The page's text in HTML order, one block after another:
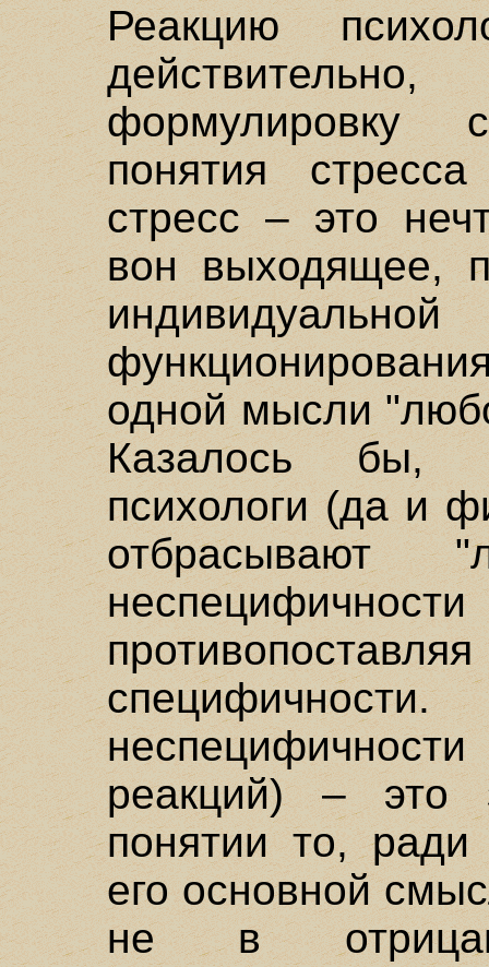
Реакцию
формулировку
понятия
стресс – это
вон выходящее,
одной мысли
Казалось бы,
психологи (да и
отбрасывают
реакций) – это
понятии то, ради
его основной
не в